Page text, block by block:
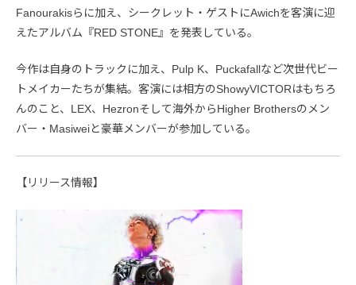
Fanourakisらに加え、シークレット・ゲストにAwichを客演に迎
えたアルバム『RED STONE』を発表している。
今作は自身のトラックに加え、Pulp K、Puckafallなど次世代ビー
トメイカーたちが集結。客演には相方のShowyVICTORはもちろ
んのこと、LEX、Hezronそして海外からHigher Brothersのメン
バー・Masiweiと豪華メンバーが参加している。
【リリース情報】